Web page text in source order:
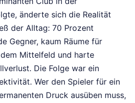
änderte sich die Realität
der Alltag: 70 Prozent
Gegner, kaum Räume für
Mittelfeld und harte
Die Folge war ein
Wer den Spieler für ein
Druck ausüben muss,